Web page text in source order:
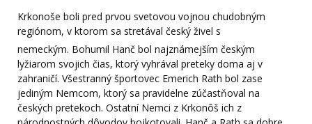
Krkonoše boli pred prvou svetovou vojnou chudobným
regiónom, v ktorom sa stretával český živel s
nemeckým. Bohumil Hanč bol najznámejším českým
lyžiarom svojich čias, ktorý vyhrával preteky doma aj v
zahraničí. Všestranný športovec Emerich Rath bol zase
jediným Nemcom, ktorý sa pravidelne zúčastňoval na
českých pretekoch. Ostatní Nemci z Krkonôš ich z